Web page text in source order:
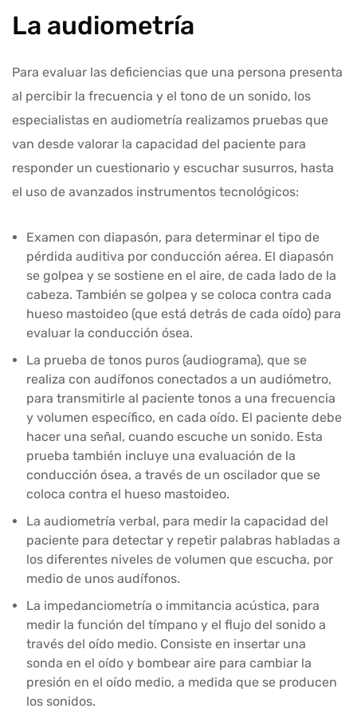
La audiometría
Para evaluar las deficiencias que una persona presenta
al percibir la frecuencia y el tono de un sonido, los
especialistas en audiometría realizamos pruebas que
van desde valorar la capacidad del paciente para
responder un cuestionario y escuchar susurros, hasta
el uso de avanzados instrumentos tecnológicos:
Examen con diapasón, para determinar el tipo de
pérdida auditiva por conducción aérea. El diapasón
se golpea y se sostiene en el aire, de cada lado de la
cabeza. También se golpea y se coloca contra cada
hueso mastoideo (que está detrás de cada oído) para
evaluar la conducción ósea.
La prueba de tonos puros (audiograma), que se
realiza con audífonos conectados a un audiómetro,
para transmitirle al paciente tonos a una frecuencia
y volumen específico, en cada oído. El paciente debe
hacer una señal, cuando escuche un sonido. Esta
prueba también incluye una evaluación de la
conducción ósea, a través de un oscilador que se
coloca contra el hueso mastoideo.
La audiometría verbal, para medir la capacidad del
paciente para detectar y repetir palabras habladas a
los diferentes niveles de volumen que escucha, por
medio de unos audífonos.
La impedanciometría o immitancia acústica, para
medir la función del tímpano y el flujo del sonido a
través del oído medio. Consiste en insertar una
sonda en el oído y bombear aire para cambiar la
presión en el oído medio, a medida que se producen
los sonidos.